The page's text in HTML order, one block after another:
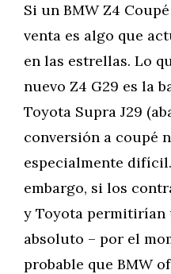
Si un BMW Z4
venta es algo que
en las estrellas. Lo
nuevo Z4 G29 es la
Toyota Supra J29
conversión a coupé
especialmente
embargo, si los
y Toyota permitirían
absoluto – por el
probable que BMW